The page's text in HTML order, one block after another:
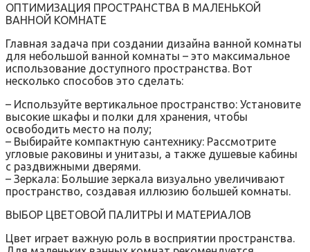
ОПТИМИЗАЦИЯ ПРОСТРАНСТВА В МАЛЕНЬКОЙ
ВАННОЙ КОМНАТЕ
Главная задача при создании дизайна ванной комнаты
для небольшой ванной комнаты – это максимальное
использование доступного пространства. Вот
несколько способов это сделать:
– Используйте вертикальное пространство: Установите
высокие шкафы и полки для хранения‚ чтобы
освободить место на полу;
– Выбирайте компактную сантехнику: Рассмотрите
угловые раковины и унитазы‚ а также душевые кабины
с раздвижными дверями.
– Зеркала: Большие зеркала визуально увеличивают
пространство‚ создавая иллюзию большей комнаты.
ВЫБОР ЦВЕТОВОЙ ПАЛИТРЫ И МАТЕРИАЛОВ
Цвет играет важную роль в восприятии пространства.